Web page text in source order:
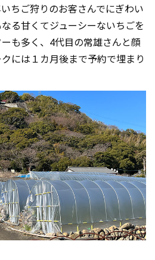
ちご狩りのお客さんでにぎわい
る甘くてジューシーないちごを
も多く、4代目の常雄さんと顔
には１カ月後まで予約で埋まり